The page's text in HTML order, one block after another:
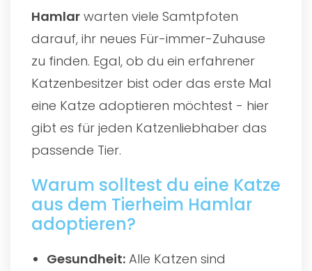
Hamlar warten viele Samtpfoten
darauf, ihr neues Für-immer-Zuhause
zu finden. Egal, ob du ein erfahrener
Katzenbesitzer bist oder das erste Mal
eine Katze adoptieren möchtest - hier
gibt es für jeden Katzenliebhaber das
passende Tier.
Warum solltest du eine Katze
aus dem Tierheim Hamlar
adoptieren?
Gesundheit: Alle Katzen sind